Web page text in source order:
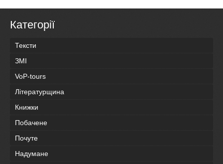
Категорії
Тексти
ЗМІ
VoP-tours
Літературщина
Книжки
Побачене
Почуте
Надумане